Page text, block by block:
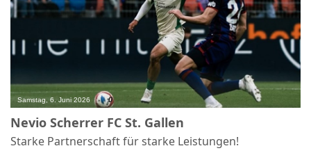
Samstag, 6. Juni 2026 0
Nevio Scherrer FC St. Gallen
Starke Partnerschaft für starke Leistungen!